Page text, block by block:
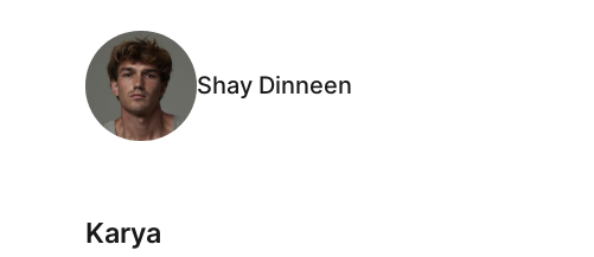
Shay Dinneen
Karya